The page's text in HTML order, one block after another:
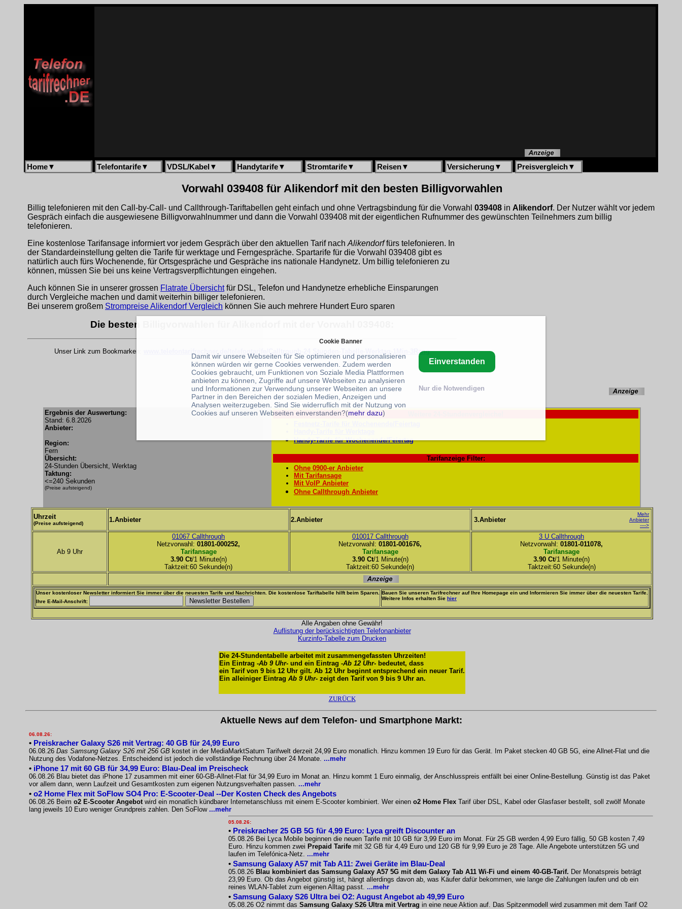
Home▼ Telefontarife▼ VDSL/Kabel ▼ Handytarife▼ Stromtarife▼ Reisen▼ Versicherung▼ Preisvergleich▼
Vorwahl 039408 für Alikendorf mit den besten Billigvorwahlen
Billig telefonieren mit den Call-by-Call- und Callthrough-Tariftabellen geht einfach und ohne Vertragsbindung für die Vorwahl 039408 in Alikendorf. Der Nutzer wählt vor jedem
Gespräch einfach die ausgewiesene Billigvorwahlnummer und dann die Vorwahl 039408 mit der eigentlichen Rufnummer des gewünschten Teilnehmers zum billig
telefonieren.
Eine kostenlose Tarifansage informiert vor jedem Gespräch über den aktuellen Tarif nach Alikendorffürs telefonieren. In
der Standardeinstellung gelten die Tarife für werktage und Ferngespräche. Spartarife für die Vorwahl 039408 gibt es
natürlich auch fürs Wochenende, für Ortsgespräche und Gespräche ins nationale Handynetz. Um billig telefonieren zu
können, müssen Sie bei uns keine Vertragsverpflichtungen eingehen.
Auch können Sie in unserer grossen Flatrate Übersichtfür DSL, Telefon und Handynetze erhebliche Einsparungen
durch Vergleiche machen und damit weiterhin billiger telefonieren.
Bei unserem großem Strompreise Alikendorf Vergleich können Sie auch mehrere Hundert Euro sparen
Die besten Billigvorwahlen für Alikendorf mit der Vorwahl 039408:
Unser Link zum Bookmarken: www.telefontarifrechner.de/telefontarife/Calltrough-24 Stunden-Tabelle-Werktag-1Min-3Rang
Ergebnis der Auswertung:
Stand: 6.8.2026
Anbieter:
Region:
Fern
Übersicht:
24-Stunden Übersicht, Werktag
Taktung:
<=240 Sekunden
(Preise aufsteigend)
Handy-Tarife für Wochenende/Feiertag
Tarifanzeige Filter:
Ohne 0900-er Anbieter
Mit Tarifansage
Mit VoIP Anbieter
Ohne Callthrough Anbieter
Uhrzeit
(Preise aufsteigend) 1.Anbieter 2.Anbieter 3.Anbieter
Mehr
Anbieter
---->
Ab 9 Uhr
01067 Callthrough
Netzvorwahl: 01801-000252,
Tarifansage
3.90 Ct/1 Minute(n)
Taktzeit:60 Sekunde(n)
010017 Callthrough
Netzvorwahl: 01801-001676,
Tarifansage
3.90 Ct/1 Minute(n)
Taktzeit:60 Sekunde(n)
3 U Callthrough
Netzvorwahl: 01801-011078,
Tarifansage
3.90 Ct/1 Minute(n)
Taktzeit:60 Sekunde(n)
Unser kostenloser Newsletter informiert Sie immer über die neuesten Tarife und Nachrichten. Die kostenlose Tariftabelle hilft beim Sparen.
Ihre E-Mail-Anschrift:
Bauen Sie unseren Tarifrechner auf Ihre Homepage ein und Informieren Sie immer über die neuesten Tarife.
Weitere Infos erhalten Sie hier
Alle Angaben ohne Gewähr!
Auflistung der berücksichtigten Telefonanbieter
Kurzinfo-Tabelle zum Drucken
Die 24-Stundentabelle arbeitet mit zusammengefassten Uhrzeiten!
Ein Eintrag -Ab 9 Uhr- und ein Eintrag -Ab 12 Uhr- bedeutet, dass
ein Tarif von 9 bis 12 Uhr gilt. Ab 12 Uhr beginnt entsprechend ein neuer Tarif.
Ein alleiniger Eintrag Ab 9 Uhr- zeigt den Tarif von 9 bis 9 Uhr an.
ZURÜCK
Aktuelle News auf dem Telefon- und Smartphone Markt:
06.08.26:
• Preiskracher Galaxy S26 mit Vertrag: 40 GB für 24,99 Euro
06.08.26 Das Samsung Galaxy S26 mit 256 GB kostet in der MediaMarktSaturn Tarifwelt derzeit 24,99 Euro monatlich. Hinzu kommen 19 Euro für das Gerät. Im Paket stecken 40 GB 5G, eine Allnet-Flat und die
Nutzung des Vodafone-Netzes. Entscheidend ist jedoch die vollständige Rechnung über 24 Monate. ...mehr
• iPhone 17 mit 60 GB für 34,99 Euro: Blau-Deal im Preischeck
06.08.26 Blau bietet das iPhone 17 zusammen mit einer 60-GB-Allnet-Flat für 34,99 Euro im Monat an. Hinzu kommt 1 Euro einmalig, der Anschlusspreis entfällt bei einer Online-Bestellung. Günstig ist das Paket
vor allem dann, wenn Laufzeit und Gesamtkosten zum eigenen Nutzungsverhalten passen. ...mehr
• o2 Home Flex mit SoFlow SO4 Pro: E-Scooter-Deal --Der Kosten Check des Angebots
06.08.26 Beim o2 E-Scooter Angebotwird ein monatlich kündbarer Internetanschluss mit einem E-Scooter kombiniert. Wer einen o2 Home Flex Tarif über DSL, Kabel oder Glasfaser bestellt, soll zwölf Monate
lang jeweils 10 Euro weniger Grundpreis zahlen. Den SoFlow ...mehr
05.08.26:
• Preiskracher 25 GB 5G für 4,99 Euro: Lyca greift Discounter an
05.08.26 Bei Lyca Mobile beginnen die neuen Tarife mit 10 GB für 3,99 Euro im Monat. Für 25 GB werden 4,99 Euro fällig, 50 GB kosten 7,49
Euro. Hinzu kommen zwei Prepaid Tarife mit 32 GB für 4,49 Euro und 120 GB für 9,99 Euro je 28 Tage. Alle Angebote unterstützen 5G und
laufen im Telefónica-Netz. ...mehr
• Samsung Galaxy A57 mit Tab A11: Zwei Geräte im Blau-Deal
05.08.26 Blau kombiniert das Samsung Galaxy A57 5G mit dem Galaxy Tab A11 Wi-Fi und einem 40-GB-Tarif. Der Monatspreis beträgt
23,99 Euro. Ob das Angebot günstig ist, hängt allerdings davon ab, was Käufer dafür bekommen, wie lange die Zahlungen laufen und ob ein
reines WLAN-Tablet zum eigenen Alltag passt. ...mehr
• Samsung Galaxy S26 Ultra bei O2: August Angebot ab 49,99 Euro
05.08.26 O2 nimmt das Samsung Galaxy S26 Ultra mit Vertrag in eine neue Aktion auf. Das Spitzenmodell wird zusammen mit dem Tarif O2
Cookie Banner
Damit wir unsere Webseiten für Sie optimieren und personalisieren
können würden wir gerne Cookies verwenden. Zudem werden
Cookies gebraucht, um Funktionen von Soziale Media Plattformen
anbieten zu können, Zugriffe auf unsere Webseiten zu analysieren
und Informationen zur Verwendung unserer Webseiten an unsere
Partner in den Bereichen der sozialen Medien, Anzeigen und
Analysen weiterzugeben. Sind Sie widerruflich mit der Nutzung von
Cookies auf unseren Webseiten einverstanden?(mehr dazu)
Einverstanden
Nur die Notwendigen